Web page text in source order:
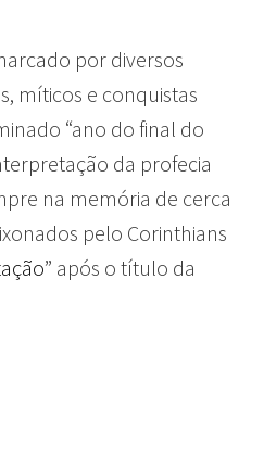
por diversos
míticos e conquistas
“ano do final do
da profecia
na memória de cerca
pelo Corinthians
” após o título da